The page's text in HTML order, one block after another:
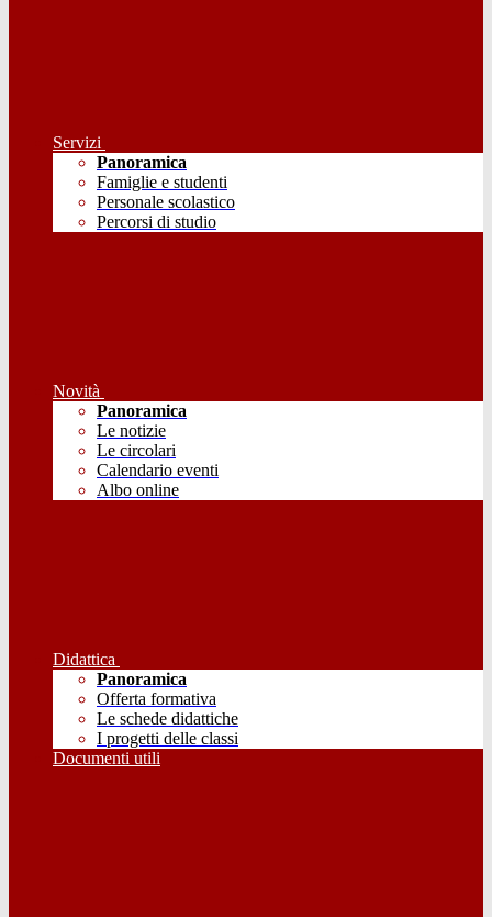
Servizi
Panoramica
Famiglie e studenti
Personale scolastico
Percorsi di studio
Novità
Panoramica
Le notizie
Le circolari
Calendario eventi
Albo online
Didattica
Panoramica
Offerta formativa
Le schede didattiche
I progetti delle classi
Documenti utili